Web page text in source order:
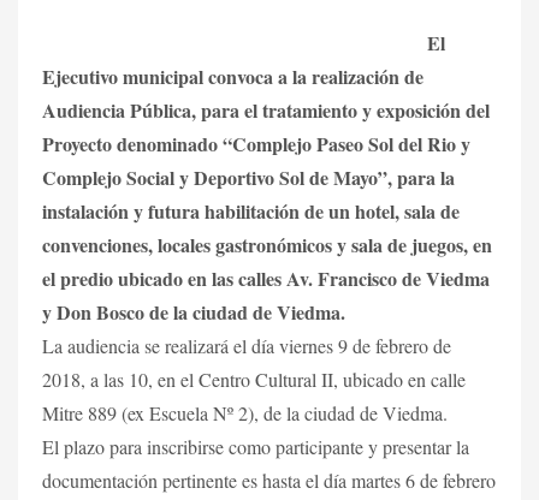
El
Ejecutivo municipal convoca a la realización de
Audiencia Pública, para el tratamiento y exposición del
Proyecto denominado “Complejo Paseo Sol del Rio y
Complejo Social y Deportivo Sol de Mayo”, para la
instalación y futura habilitación de un hotel, sala de
convenciones, locales gastronómicos y sala de juegos, en
el predio ubicado en las calles Av. Francisco de Viedma
y Don Bosco de la ciudad de Viedma.
La audiencia se realizará el día viernes 9 de febrero de
2018, a las 10, en el Centro Cultural II, ubicado en calle
Mitre 889 (ex Escuela Nº 2), de la ciudad de Viedma.
El plazo para inscribirse como participante y presentar la
documentación pertinente es hasta el día martes 6 de febrero